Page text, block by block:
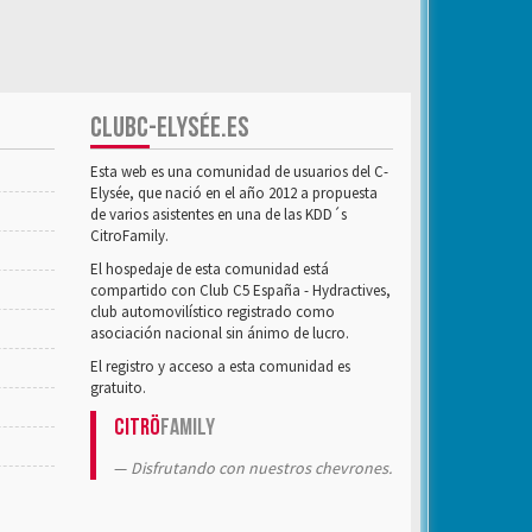
CLUBC-ELYSÉE.ES
Esta web es una comunidad de usuarios del C-
Elysée, que nació en el año 2012 a propuesta
de varios asistentes en una de las KDD´s
CitroFamily.
El hospedaje de esta comunidad está
compartido con Club C5 España - Hydractives,
club automovilístico registrado como
asociación nacional sin ánimo de lucro.
El registro y acceso a esta comunidad es
gratuito.
CitröFamily
Disfrutando con nuestros chevrones.